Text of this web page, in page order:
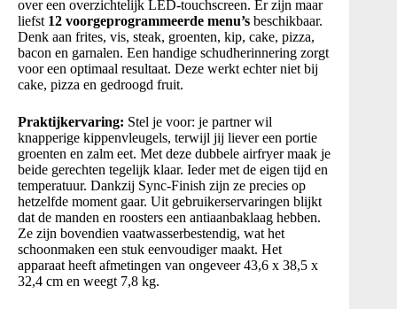
over een overzichtelijk LED-touchscreen. Er zijn maar
liefst 12 voorgeprogrammeerde menu’s beschikbaar.
Denk aan frites, vis, steak, groenten, kip, cake, pizza,
bacon en garnalen. Een handige schudherinnering zorgt
voor een optimaal resultaat. Deze werkt echter niet bij
cake, pizza en gedroogd fruit.
Praktijkervaring: Stel je voor: je partner wil
knapperige kippenvleugels, terwijl jij liever een portie
groenten en zalm eet. Met deze dubbele airfryer maak je
beide gerechten tegelijk klaar. Ieder met de eigen tijd en
temperatuur. Dankzij Sync-Finish zijn ze precies op
hetzelfde moment gaar. Uit gebruikerservaringen blijkt
dat de manden en roosters een antiaanbaklaag hebben.
Ze zijn bovendien vaatwasserbestendig, wat het
schoonmaken een stuk eenvoudiger maakt. Het
apparaat heeft afmetingen van ongeveer 43,6 x 38,5 x
32,4 cm en weegt 7,8 kg.